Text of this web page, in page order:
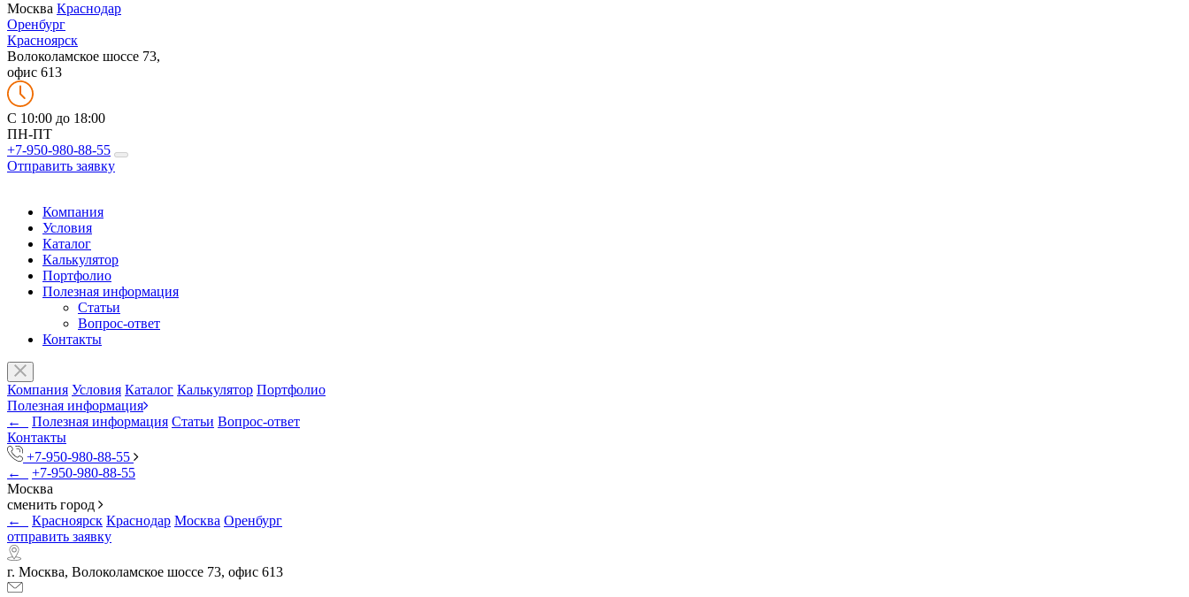
Москва Краснодар
Оренбург
Красноярск
Волоколамское шоссе 73,
офис 613
C 10:00 до 18:00
ПН-ПТ
+7-950-980-88-55
Отправить заявку
Компания
Условия
Каталог
Калькулятор
Портфолио
Полезная информация
Статьи
Вопрос-ответ
Контакты
Компания Условия Каталог Калькулятор Портфолио
Полезная информация
←
Полезная информация Статьи Вопрос-ответ
Контакты
+7-950-980-88-55
←
+7-950-980-88-55
Москва
сменить город
←
Красноярск Краснодар Москва Оренбург
отправить заявку
г. Москва, Волоколамское шоссе 73, офис 613